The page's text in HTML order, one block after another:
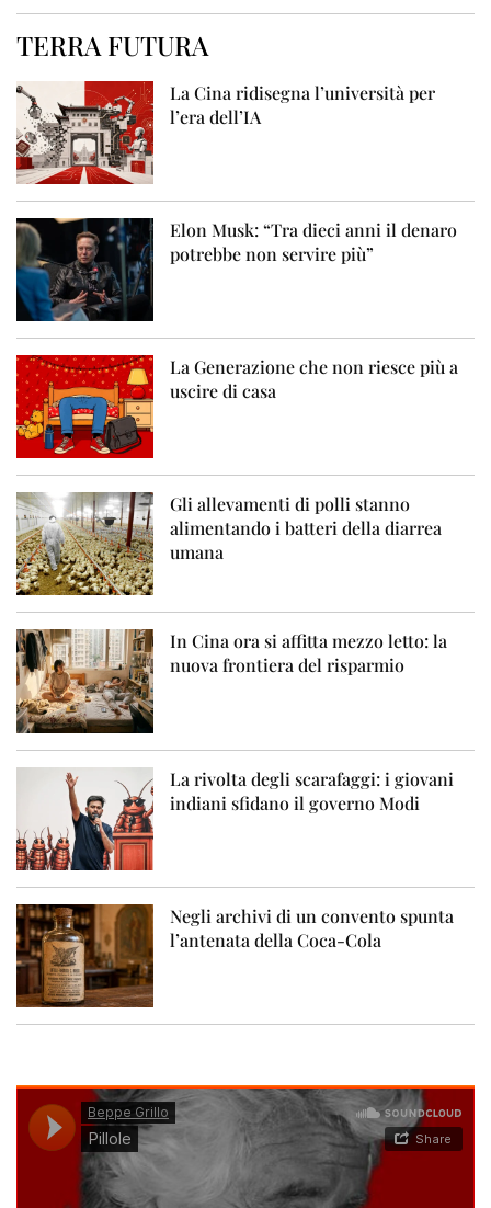
TERRA FUTURA
La Cina ridisegna l’università per
l’era dell’IA
Elon Musk: “Tra dieci anni il denaro
potrebbe non servire più”
La Generazione che non riesce più a
uscire di casa
Gli allevamenti di polli stanno
alimentando i batteri della diarrea
umana
In Cina ora si affitta mezzo letto: la
nuova frontiera del risparmio
La rivolta degli scarafaggi: i giovani
indiani sfidano il governo Modi
Negli archivi di un convento spunta
l’antenata della Coca-Cola